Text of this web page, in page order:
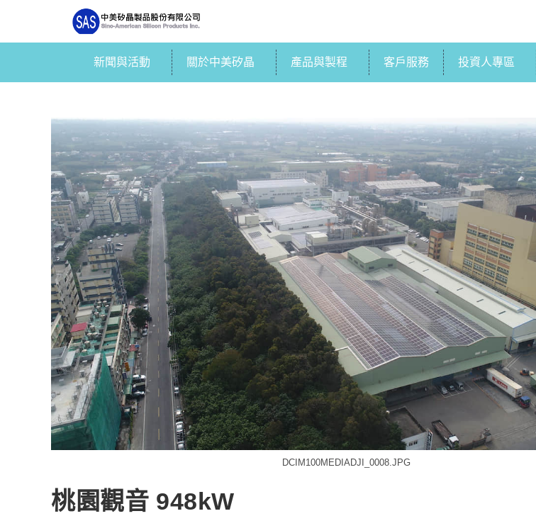
新聞與活動 關於中美矽晶 產品與製程 客戶服務 投資人專區
DCIM100MEDIADJI_0008.JPG
桃園觀音 948kW